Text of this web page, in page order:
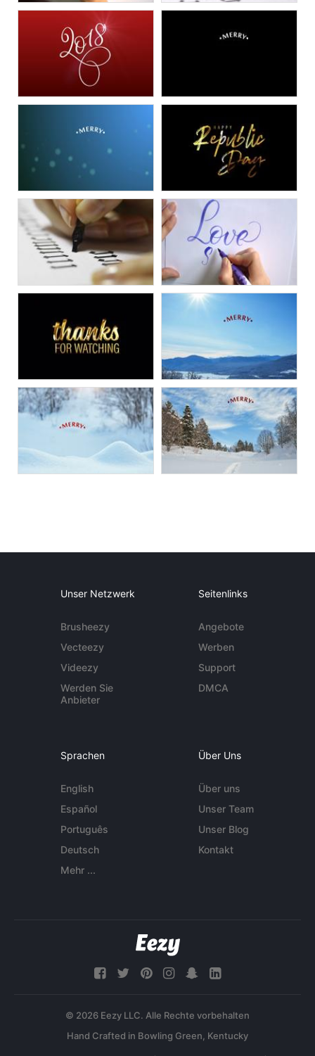
Unser Netzwerk
Brusheezy
Vecteezy
Videezy
Werden Sie
Anbieter
Seitenlinks
Angebote
Werben
Support
DMCA
Sprachen
English
Español
Português
Deutsch
Mehr ...
Über Uns
Über uns
Unser Team
Unser Blog
Kontakt
© 2026 Eezy LLC. Alle Rechte vorbehalten